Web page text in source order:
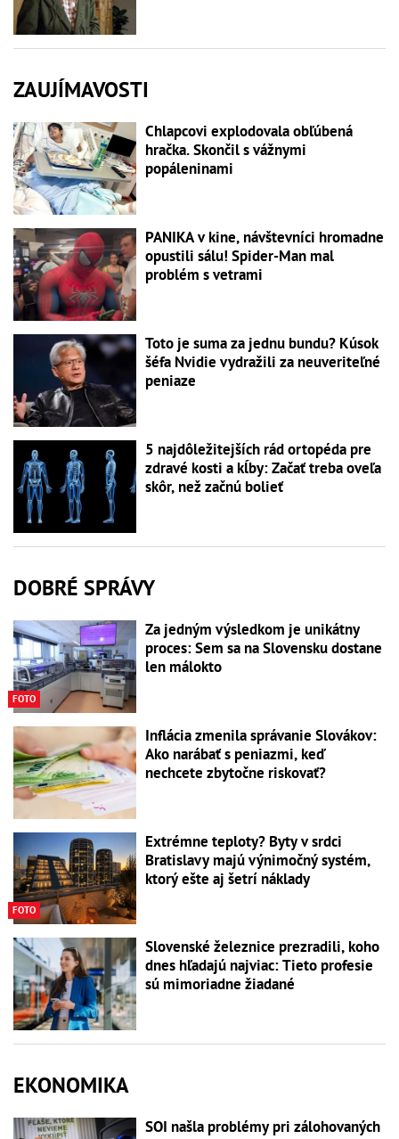
ZAUJÍMAVOSTI
Chlapcovi explodovala obľúbená
hračka. Skončil s vážnymi
popáleninami
PANIKA v kine, návštevníci hromadne
opustili sálu! Spider-Man mal
problém s vetrami
Toto je suma za jednu bundu? Kúsok
šéfa Nvidie vydražili za neuveriteľné
peniaze
5 najdôležitejších rád ortopéda pre
zdravé kosti a kĺby: Začať treba oveľa
skôr, než začnú bolieť
DOBRÉ SPRÁVY
FOTO
Za jedným výsledkom je unikátny
proces: Sem sa na Slovensku dostane
len málokto
Inflácia zmenila správanie Slovákov:
Ako narábať s peniazmi, keď
nechcete zbytočne riskovať?
FOTO
Extrémne teploty? Byty v srdci
Bratislavy majú výnimočný systém,
ktorý ešte aj šetrí náklady
Slovenské železnice prezradili, koho
dnes hľadajú najviac: Tieto profesie
sú mimoriadne žiadané
EKONOMIKA
SOI našla problémy pri zálohovaných